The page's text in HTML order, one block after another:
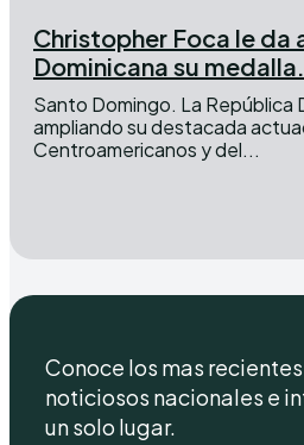
Christopher Foca le da
Dominicana su
Santo Domingo. La República
ampliando su destacada
Centroamericanos y del...
Conoce los mas
noticiosos nacionales e
un solo lugar.